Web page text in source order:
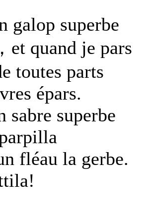
galop superbe
et quand je pars
toutes parts
épars.
sabre superbe
fléau la gerbe.